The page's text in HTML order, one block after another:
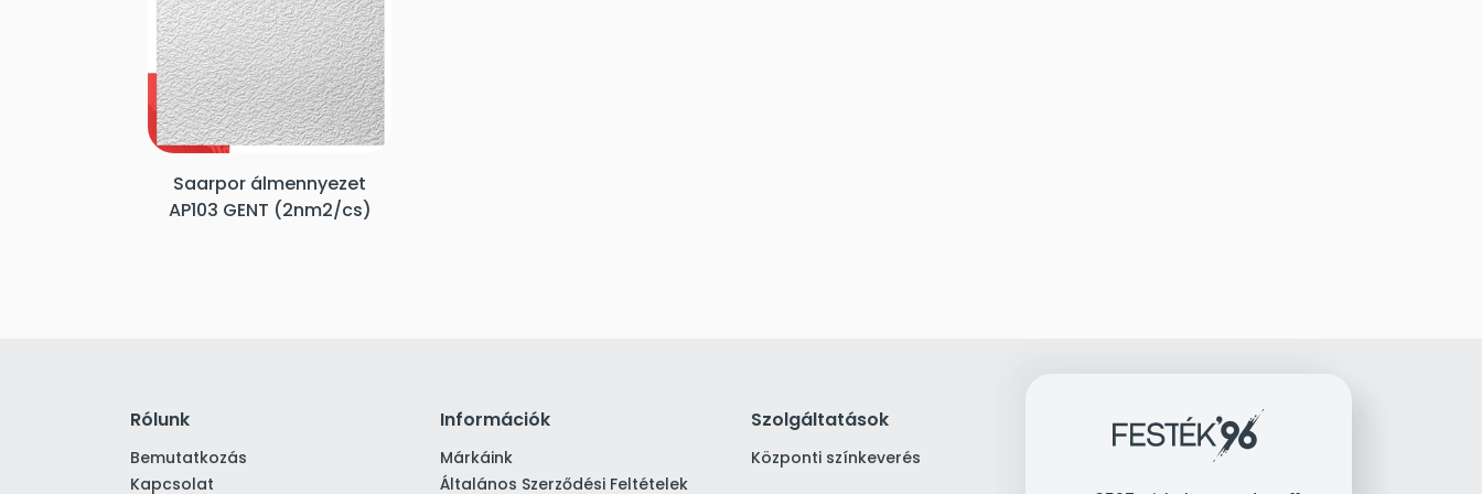
Saarpor álmennyezet
AP103 GENT (2nm2/cs)
Rólunk
Bemutatkozás
Kapcsolat
Információk
Márkáink
Általános Szerződési Feltételek
Szolgáltatások
Központi színkeverés